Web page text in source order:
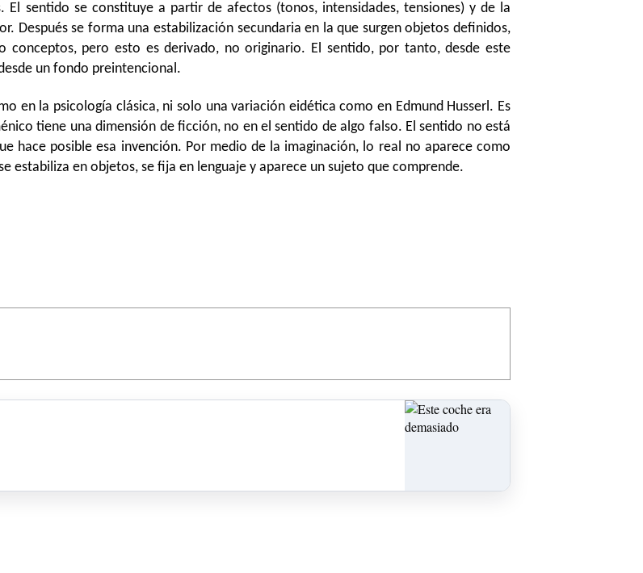
sentido se constituye a partir de afectos (tonos, intensidades, tensiones) y de la
se forma una estabilización secundaria en la que surgen objetos definidos,
pero esto es derivado, no originario. El sentido, por tanto, desde este
un fondo preintencional.
en la psicología clásica, ni solo una variación eidética como en Edmund Husserl. Es
tiene una dimensión de ficción, no en el sentido de algo falso. El sentido no está
hace posible esa invención. Por medio de la imaginación, lo real no aparece como
estabiliza en objetos, se fija en lenguaje y aparece un sujeto que comprende.